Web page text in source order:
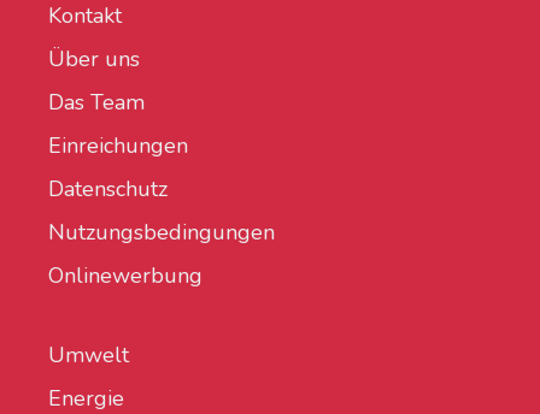
Kontakt
Über uns
Das Team
Einreichungen
Datenschutz
Nutzungsbedingungen
Onlinewerbung
Umwelt
Energie